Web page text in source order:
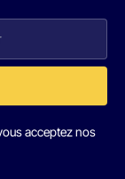
acceptez nos